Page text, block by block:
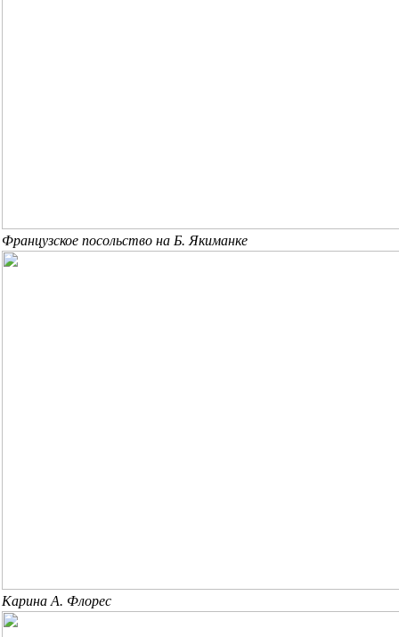
Французское посольство на Б. Якиманке
Карина А. Флорес